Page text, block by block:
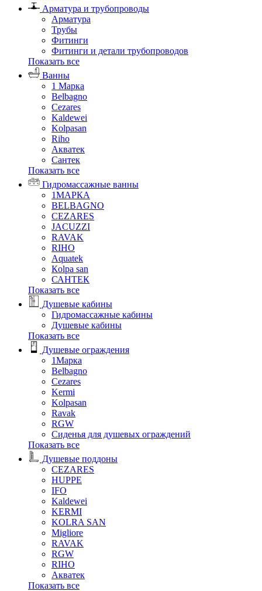
Арматура и трубопроводы
Арматура
Трубы
Фитинги
Фитинги и детали трубопроводов
Показать все
Ванны
1 Марка
Belbagno
Cezares
Kaldewei
Kolpasan
Riho
Акватек
Сантек
Показать все
Гидромассажные ванны
1МАРКА
BELBAGNO
CEZARES
JACUZZI
RAVAK
RIHO
Аquatek
Кolpa san
САНТЕК
Показать все
Душевые кабины
Гидромассажные кабины
Душевые кабины
Показать все
Душевые ограждения
1Марка
Belbagno
Cezares
Kermi
Kolpasan
Ravak
RGW
Сиденья для душевых ограждений
Показать все
Душевые поддоны
CEZARES
HUPPE
IFO
Kaldewei
KERMI
KOLRA SAN
Migliore
RAVAK
RGW
RIHO
Акватек
Показать все